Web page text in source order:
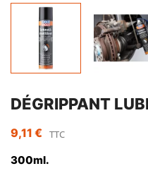
DÉGRIPPANT
9,11 € TTC
300ml.